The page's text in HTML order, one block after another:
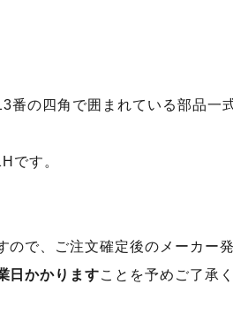
番の四角で囲まれている部品一
です。
ので、ご注文確定後のメーカー
日かかりますことを予めご了承